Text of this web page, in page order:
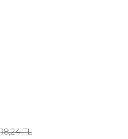
18,24 TL